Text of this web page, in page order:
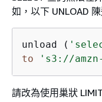
如，以下 UNLOAD
unload (
to
's3://
請改為使用巢狀